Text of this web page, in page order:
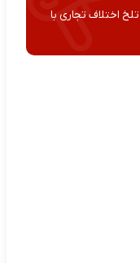
اختلاف تجاری با